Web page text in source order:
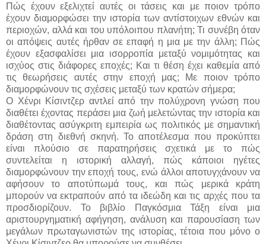
Πώς έχουν εξελιχτεί αυτές οι τάσεις και με ποιον τρόπο
έχουν διαμορφώσει την ιστορία των αντίστοιχων εθνών και
περιοχών, αλλά και του υπόλοιπου πλανήτη; Τι συνέβη όταν
οι απόψεις αυτές ήρθαν σε επαφή η μια με την άλλη; Πώς
έχουν εξασφαλίσει μια ισορροπία μεταξύ νομιμότητας και
ισχύος στις διάφορες εποχές; Και τι θέση έχει καθεμία από
τις θεωρήσεις αυτές στην εποχή μας; Με ποιον τρόπο
διαμορφώνουν τις σχέσεις μεταξύ των κρατών σήμερα;
Ο Χένρι Κίσιντζερ αντλεί από την πολύχρονη γνώση που
διαθέτει έχοντας περάσει μια ζωή μελετώντας την ιστορία και
διαθέτοντας ασύγκριτη εμπειρία ως πολιτικός με σημαντική
δράση στη διεθνή σκηνή. Το αποτέλεσμα που προκύπτει
είναι πλούσιο σε παρατηρήσεις σχετικά με το πώς
συντελείται η ιστορική αλλαγή, πώς κάποιοι ηγέτες
διαμορφώνουν την εποχή τους, ενώ άλλοι αποτυγχάνουν να
αφήσουν το αποτύπωμά τους, και πώς μερικά κράτη
μπορούν να εκτραπούν από τα ιδεώδη και τις αρχές που τα
προσδιορίζουν. Το βιβλίο Παγκόσμια Τάξη είναι μια
αριστουργηματική αφήγηση, ανάλυση και παρουσίαση των
μεγάλων πρωταγωνιστών της ιστορίας, τέτοια που μόνο ο